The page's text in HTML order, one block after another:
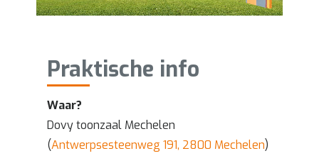
Praktische info
Waar?
Dovy toonzaal Mechelen
(Antwerpsesteenweg 191, 2800 Mechelen)